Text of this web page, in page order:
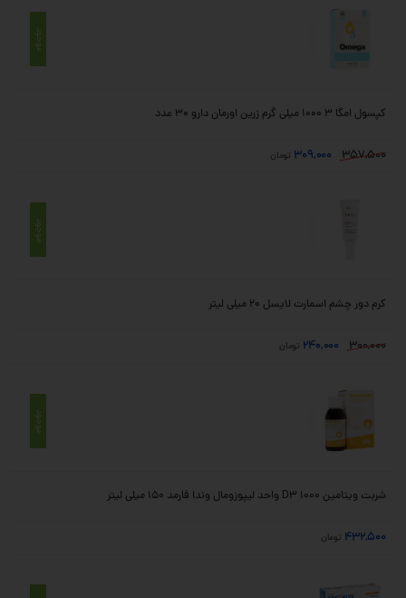
موجود
کپسول امگا 3 1000 میلی گرم زرین اورمان دارو 30 عدد
357,500
309,000 تومان
موجود
کرم دور چشم اسمارت لایسل 20 میلی لیتر
300,000
240,000 تومان
موجود
شربت ویتامین D3 1000 واحد لیپوزومال وندا فارمد 150 میلی لیتر
432,500 تومان